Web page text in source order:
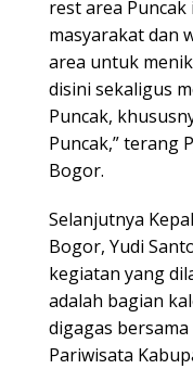
rest area
masyarakat dan
area untuk
disini sekaligus
Puncak,
Puncak,” terang
Bogor.
Selanjutnya
Bogor, Yudi
kegiatan yang
adalah bagian
digagas
Pariwisata